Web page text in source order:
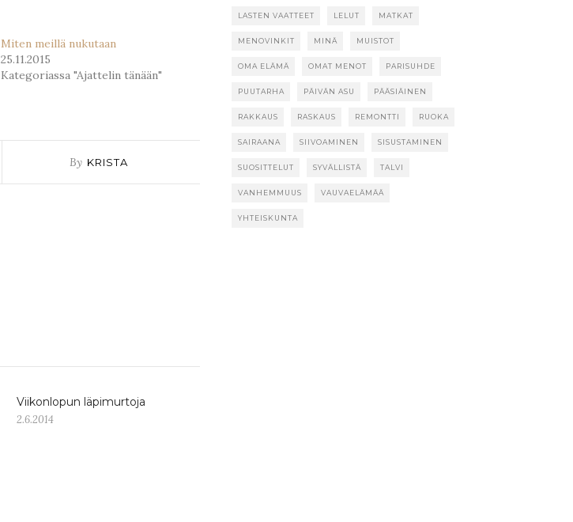
Miten meillä nukutaan
25.11.2015
Kategoriassa "Ajattelin tänään"
By KRISTA
Viikonlopun läpimurtoja
2.6.2014
LASTEN VAATTEET LELUT MATKAT
MENOVINKIT MINÄ MUISTOT
OMA ELÄMÄ OMAT MENOT PARISUHDE
PUUTARHA PÄIVÄN ASU PÄÄSIÄINEN
RAKKAUS RASKAUS REMONTTI RUOKA
SAIRAANA SIIVOAMINEN SISUSTAMINEN
SUOSITTELUT SYVÄLLISTÄ TALVI
VANHEMMUUS VAUVAELÄMÄÄ
YHTEISKUNTA